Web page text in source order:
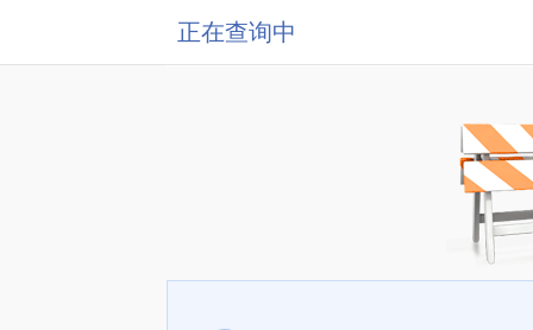
正在查询中